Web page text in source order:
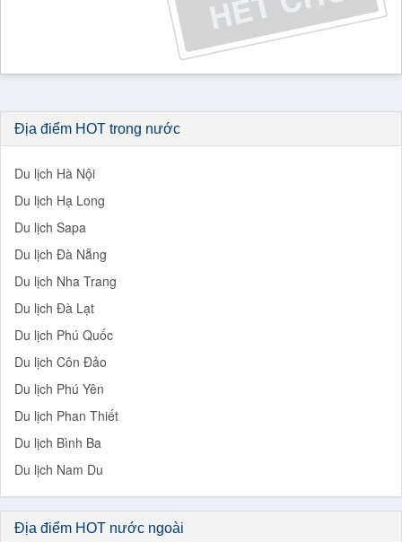
Địa điểm HOT trong nước
Du lịch Hà Nội
Du lịch Hạ Long
Du lịch Sapa
Du lịch Đà Nẵng
Du lịch Nha Trang
Du lịch Đà Lạt
Du lịch Phú Quốc
Du lịch Côn Đảo
Du lịch Phú Yên
Du lịch Phan Thiết
Du lịch Bình Ba
Du lịch Nam Du
Địa điểm HOT nước ngoài